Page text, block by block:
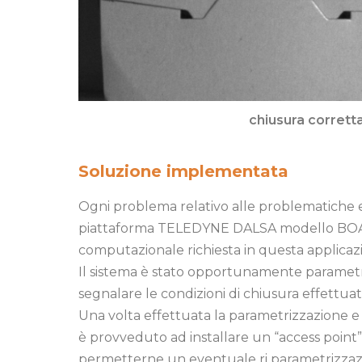
chiusura
Soluzione implementata
Ogni problema relativo alle problematiche
piattaforma TELEDYNE DALSA modello
computazionale richiesta in questa
Il sistema è stato opportunamente
segnalare le condizioni di chiusura
Una volta effettuata la parametrizzazione e
è provveduto ad installare un “access